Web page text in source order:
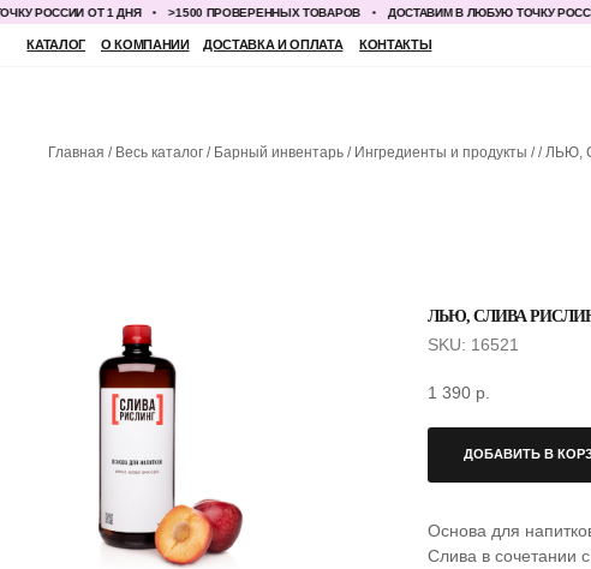
ОТ 1 ДНЯ >1500 ПРОВЕРЕННЫХ ТОВАРОВ ДОСТАВИМ В ЛЮБУЮ ТОЧКУ РОССИИ
КАТАЛОГ О КОМПАНИИ ДОСТАВКА И ОПЛАТА КОНТАКТЫ
Главная Весь каталог Барный инвентарь Ингредиенты и продукты ЛЬЮ,
ЛЬЮ, СЛИВА
SKU: 16521
1 390 р.
ДОБАВИТЬ В
Основа для
Слива в сочетании